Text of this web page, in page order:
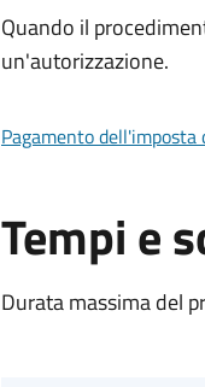
Quando il
un'autorizzazione.
Pagamento
Tempi e
Durata massima del